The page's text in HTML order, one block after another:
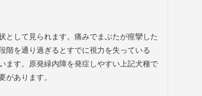
として見られます。痛みでまぶたが痙攣した
階を通り過ぎるとすでに視力を失っている
ます。原発緑内障を発症しやすい上記犬種で
があります。